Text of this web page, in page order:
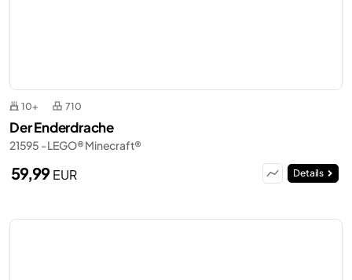
10+ 710
Der Enderdrache
21595 - LEGO® Minecraft®
59,99EUR Details